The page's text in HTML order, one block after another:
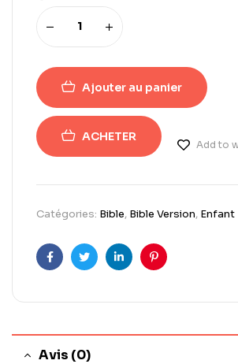
Ajouter au panier
ACHETER
Add to
Catégories: Bible, Bible Version, Enfant
FacebookTwitterLinkedinPinterest
Avis (0)